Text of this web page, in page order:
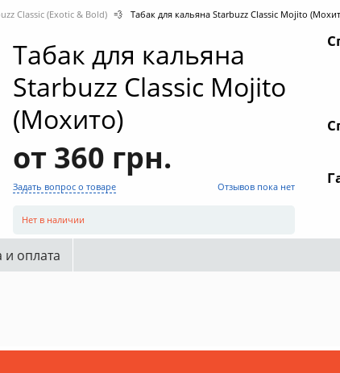
Classic (Exotic & Bold) 💨 Табак для кальяна Starbuzz Classic Mojito
Табак для кальяна
Starbuzz Classic Mojito
(Мохито)
от 360 грн.
Задать вопрос о товаре Отзывов пока нет
Нет в наличии
и оплата